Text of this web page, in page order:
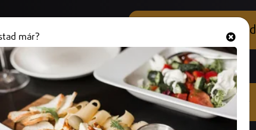
+36 (20) 316 3000 Hallgasd és nézd
már?